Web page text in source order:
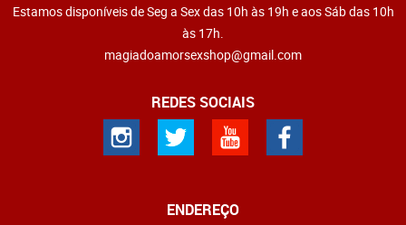
Estamos disponíveis de Seg a Sex das 10h às 19h e aos Sáb das 10h
às 17h.
magiadoamorsexshop@gmail.com
REDES SOCIAIS
ENDEREÇO